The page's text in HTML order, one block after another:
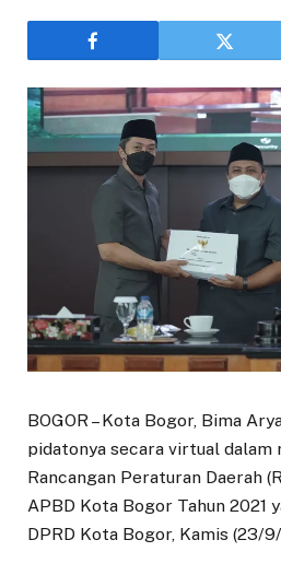
BOGOR – Kota Bogor, Bima
pidatonya secara virtual dalam
Rancangan Peraturan Daerah
APBD Kota Bogor Tahun 2021
DPRD Kota Bogor, Kamis (23/